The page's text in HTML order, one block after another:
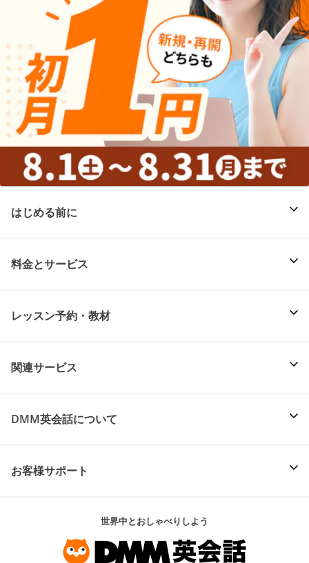
はじめる前に
料金とサービス
レッスン予約・教材
関連サービス
DMM英会話について
お客様サポート
世界中とおしゃべりしよう